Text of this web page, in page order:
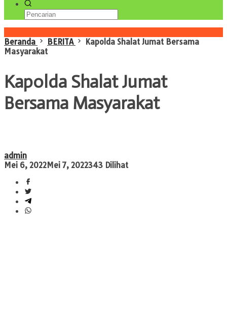
Beranda
BERITA
Kapolda Shalat Jumat Bersama
Masyarakat
Kapolda Shalat Jumat
Bersama Masyarakat
admin
Mei 6, 2022Mei 7, 2022343 Dilihat